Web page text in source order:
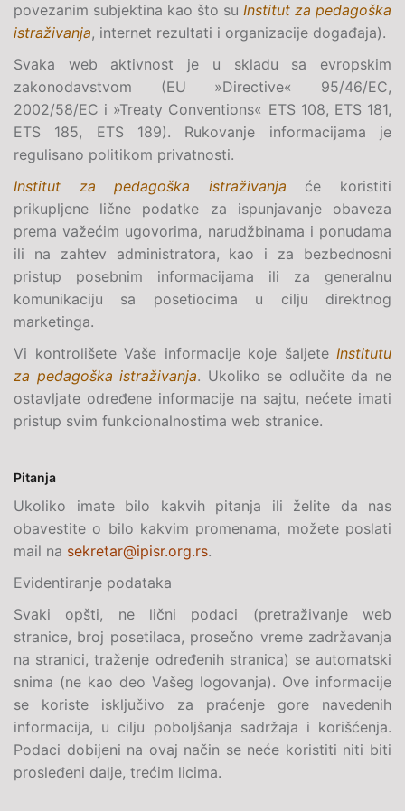
povezanim subjektina kao što su Institut za pedagoška
istraživanja, internet rezultati i organizacije događaja).
Svaka web aktivnost je u skladu sa evropskim
zakonodavstvom (EU »Directive« 95/46/EC,
2002/58/EC i »Treaty Conventions« ETS 108, ETS 181,
ETS 185, ETS 189). Rukovanje informacijama je
regulisano politikom privatnosti.
Institut za pedagoška istraživanja će koristiti
prikupljene lične podatke za ispunjavanje obaveza
prema važećim ugovorima, narudžbinama i ponudama
ili na zahtev administratora, kao i za bezbednosni
pristup posebnim informacijama ili za generalnu
komunikaciju sa posetiocima u cilju direktnog
marketinga.
Vi kontrolišete Vaše informacije koje šaljete Institutu
za pedagoška istraživanja. Ukoliko se odlučite da ne
ostavljate određene informacije na sajtu, nećete imati
pristup svim funkcionalnostima web stranice.
Pitanja
Ukoliko imate bilo kakvih pitanja ili želite da nas
obavestite o bilo kakvim promenama, možete poslati
mail na sekretar@ipisr.org.rs.
Evidentiranje podataka
Svaki opšti, ne lični podaci (pretraživanje web
stranice, broj posetilaca, prosečno vreme zadržavanja
na stranici, traženje određenih stranica) se automatski
snima (ne kao deo Vašeg logovanja). Ove informacije
se koriste isključivo za praćenje gore navedenih
informacija, u cilju poboljšanja sadržaja i korišćenja.
Podaci dobijeni na ovaj način se neće koristiti niti biti
prosleđeni dalje, trećim licima.